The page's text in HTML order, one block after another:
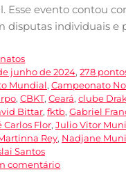
Esse evento contou
disputas individuais e
junho de 2024,278
Mundial, Campeonato
, CBKT, Ceará, clube
Bittar, fktb, Gabriel
Carlos Flor, Julio Vitor
Rey, Nadjane
Santos
comentário